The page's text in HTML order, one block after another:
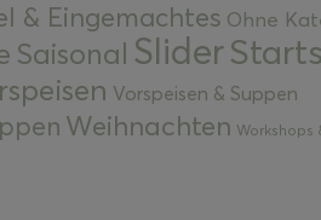
& Eingemachtes Ohne
Saisonal Slider
Vorspeisen & Suppen
Weihnachten Workshops